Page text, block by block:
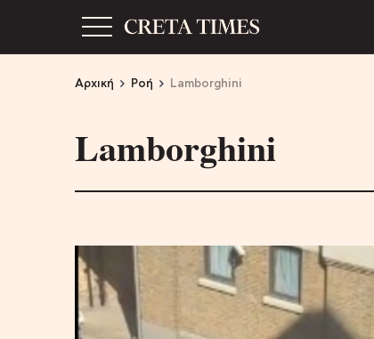
Αρχική Ροή Lamborghini
Lamborghini